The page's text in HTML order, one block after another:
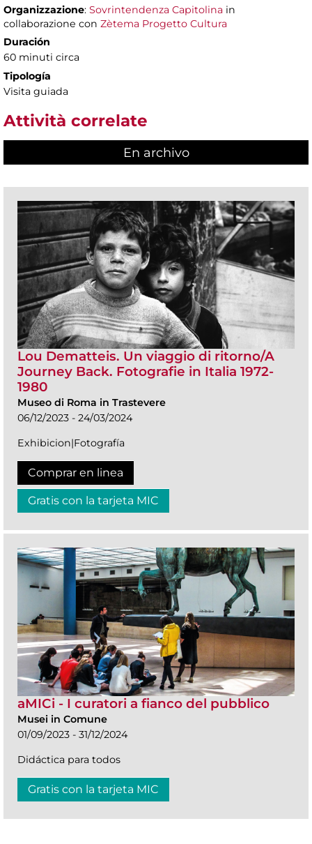
Organizzazione: Sovrintendenza Capitolina in
collaborazione con Zètema Progetto Cultura
Duración
60 minuti circa
Tipología
Visita guiada
Attività correlate
En archivo
Lou Dematteis. Un viaggio di ritorno/A
Journey Back. Fotografie in Italia 1972-
1980
Museo di Roma in Trastevere
06/12/2023 - 24/03/2024
Exhibicion|Fotografía
Comprar en linea
Gratis con la tarjeta MIC
aMICi - I curatori a fianco del pubblico
Musei in Comune
01/09/2023 - 31/12/2024
Didáctica para todos
Gratis con la tarjeta MIC